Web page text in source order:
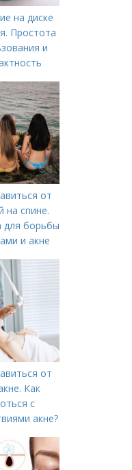
на диске
Простота
и
от
на спине.
для борьбы
и акне
от
Как
с
акне?